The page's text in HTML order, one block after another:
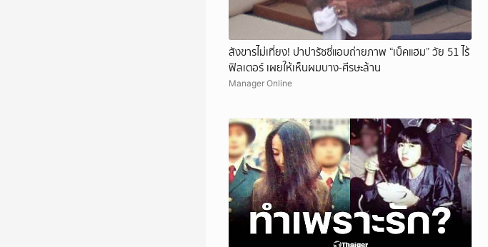
สังขารไม่เที่ยง! ปาปารัซซี่แอบถ่ายภาพ “เบ็คแฮม” วัย 51 ไร้
ฟิลเตอร์ เผยให้เห็นผมบาง-ศีรษะล้าน
Manager Online